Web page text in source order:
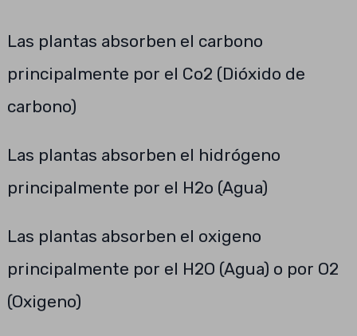
Las plantas absorben el carbono
principalmente por el Co2 (Dióxido de
carbono)
Las plantas absorben el hidrógeno
principalmente por el H2o (Agua)
Las plantas absorben el oxigeno
principalmente por el H2O (Agua) o por O2
(Oxigeno)